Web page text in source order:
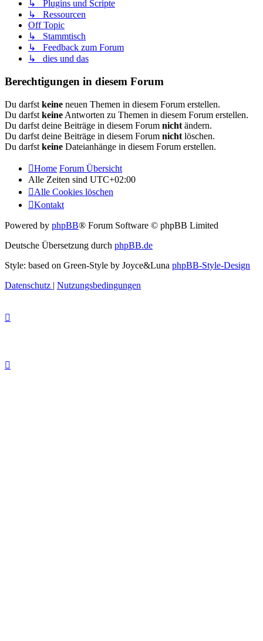
↳ Plugins und Scripte
↳ Ressourcen
Off Topic
↳ Stammtisch
↳ Feedback zum Forum
↳ dies und das
Berechtigungen in diesem Forum
Du darfst keine neuen Themen in diesem Forum erstellen.
Du darfst keine Antworten zu Themen in diesem Forum erstellen.
Du darfst deine Beiträge in diesem Forum nicht ändern.
Du darfst deine Beiträge in diesem Forum nicht löschen.
Du darfst keine Dateianhänge in diesem Forum erstellen.
Home Forum Übersicht
Alle Zeiten sind UTC+02:00
Alle Cookies löschen
Kontakt
Powered by phpBB® Forum Software © phpBB Limited
Deutsche Übersetzung durch phpBB.de
Style: based on Green-Style by Joyce&Luna phpBB-Style-Design
Datenschutz | Nutzungsbedingungen